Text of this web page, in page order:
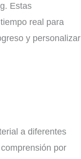
Estas
real para
y personalizar
a diferentes
por